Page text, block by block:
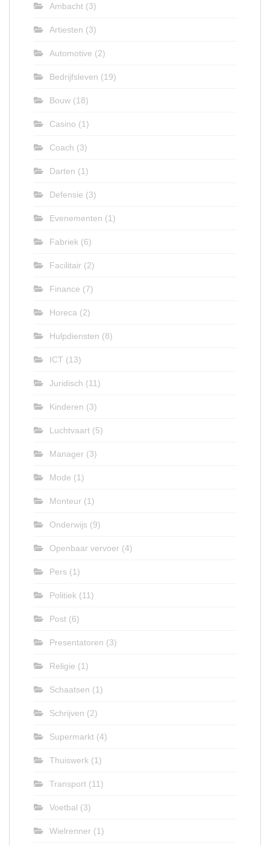
Ambacht (3)
Artiesten (3)
Automotive (2)
Bedrijfsleven (19)
Bouw (18)
Casino (1)
Coach (3)
Darten (1)
Defensie (3)
Evenementen (1)
Fabriek (6)
Facilitair (2)
Finance (7)
Horeca (2)
Hulpdiensten (8)
ICT (13)
Juridisch (11)
Kinderen (3)
Luchtvaart (5)
Manager (3)
Mode (1)
Monteur (1)
Onderwijs (9)
Openbaar vervoer (4)
Pers (1)
Politiek (11)
Post (6)
Presentatoren (3)
Religie (1)
Schaatsen (1)
Schrijven (2)
Supermarkt (4)
Thuiswerk (1)
Transport (11)
Voetbal (3)
Wielrenner (1)